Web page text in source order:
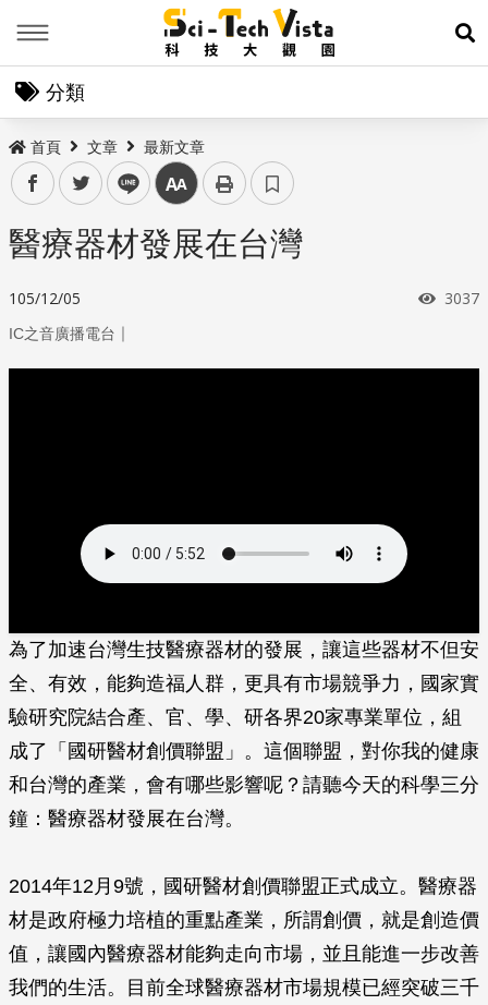
展
分類
首頁 文章 最新文章
facebooktwitter line 中
醫療器材發展在台灣
105/12/05 瀏覽
3037
IC之音廣播電台 ｜
為了加速台灣生技醫療器材的發展，讓這些器材不但安
全、有效，能夠造福人群，更具有市場競爭力，國家實
驗研究院結合產、官、學、研各界20家專業單位，組
成了「國研醫材創價聯盟」。這個聯盟，對你我的健康
和台灣的產業，會有哪些影響呢？請聽今天的科學三分
鐘：醫療器材發展在台灣。
2014年12月9號，國研醫材創價聯盟正式成立。醫療器
材是政府極力培植的重點產業，所謂創價，就是創造價
值，讓國內醫療器材能夠走向市場，並且能進一步改善
我們的生活。目前全球醫療器材市場規模已經突破三千